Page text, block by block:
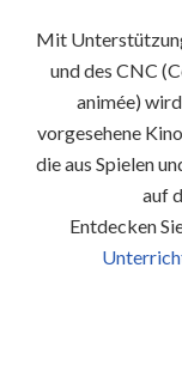
Mit
und des CNC
animée)
vorgesehene
die aus Spielen
auf
Entdecken